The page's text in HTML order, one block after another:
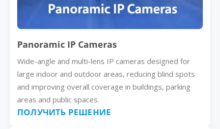
Panoramic IP Cameras
Wide-angle and multi-lens IP cameras designed for
large indoor and outdoor areas, reducing blind spots
and improving overall coverage in buildings, parking
areas and public spaces.
ПОЛУЧИТЬ РЕШЕНИЕ